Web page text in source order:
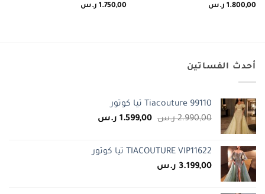
1.800,00 ر.س
1.750,00 ر.س
أحدث الفساتين
Tiacouture 99110 تيا كوتور
2.990,00 ر.س السعر
2.990,00 ر.س.
1.599,00 ر.سالسعر
1.599,00 ر.س.
TIACOUTURE VIP11622 تيا كوتور
3.199,00 ر.س